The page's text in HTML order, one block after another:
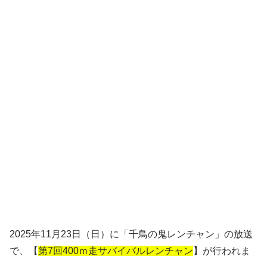
2025年11月23日（日）に「千鳥の鬼レンチャン」の放送
で、【第7回400ｍ走サバイバルレンチャン 】が行われま